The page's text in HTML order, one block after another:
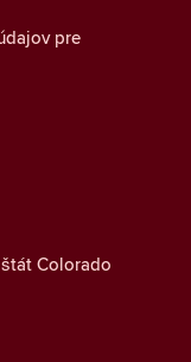
pre
Colorado